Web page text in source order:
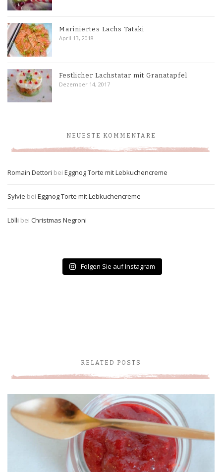
Mariniertes Lachs Tataki
April 13, 2018
Festlicher Lachstatar mit Granatapfel
Dezember 14, 2017
NEUESTE KOMMENTARE
Romain Dettori bei Eggnog Torte mit Lebkuchencreme
Sylvie bei Eggnog Torte mit Lebkuchencreme
Lölli bei Christmas Negroni
Folgen Sie auf Instagram
RELATED POSTS